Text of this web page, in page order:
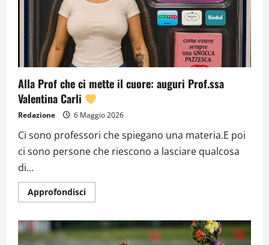
Alla Prof che ci mette il cuore: auguri Prof.ssa
Valentina Carli
Redazione 6 Maggio 2026
Ci sono professori che spiegano una materia.E poi
ci sono persone che riescono a lasciare qualcosa
di...
Approfondisci